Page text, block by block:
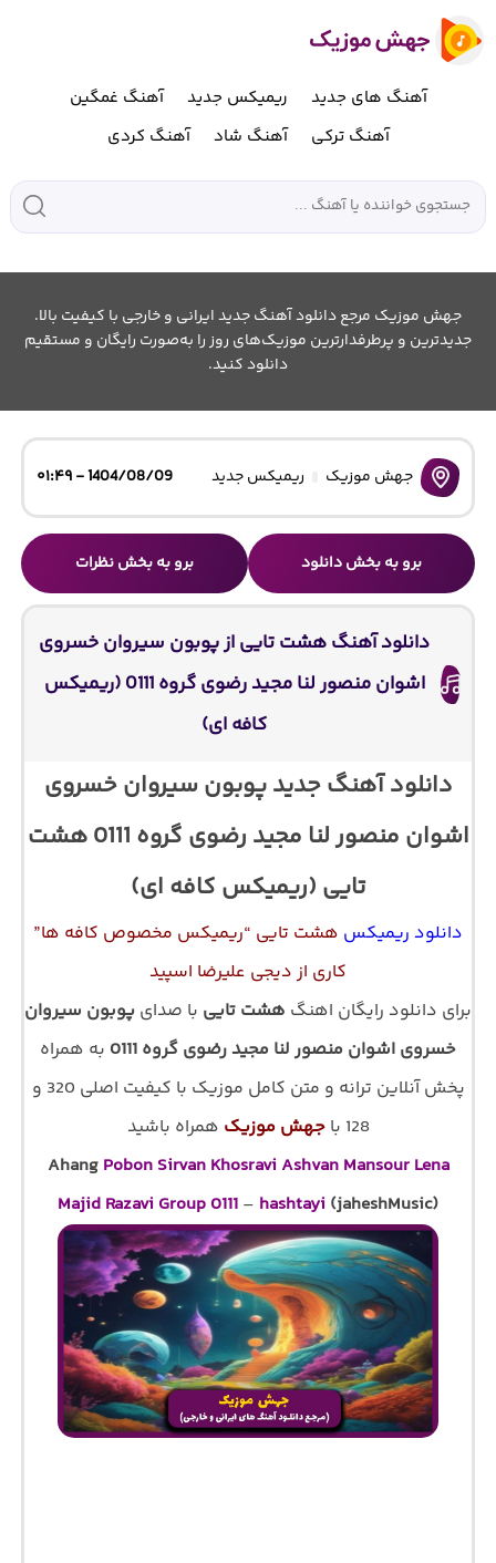
آهنگ های جدید ریمیکس جدید
آهنگ غمگین
آهنگ ترکی
آهنگ شاد آهنگ کردی
جهش موزیک مرجع دانلود آهنگ جدید ایرانی و خارجی با کیفیت بالا.
جدیدترین و پرطرفدارترین موزیک‌های روز را به‌صورت رایگان و مستقیم
دانلود کنید.
جهش موزیک ریمیکس جدید 1404/08/09 - ۰۱:۴۹
برو به بخش دانلود برو به بخش نظرات
دانلود آهنگ هشت تایی از پوبون سیروان خسروی
اشوان منصور لنا مجید رضوی گروه 0111 (ریمیکس
کافه ای)
دانلود آهنگ جدید پوبون سیروان خسروی
اشوان منصور لنا مجید رضوی گروه 0111 هشت
تایی (ریمیکس کافه ای)
دانلود ریمیکس هشت تایی “ریمیکس مخصوص کافه ها”
کاری از دیجی علیرضا اسپید
برای دانلود رایگان اهنگ هشت تایی با صدای پوبون سیروان
خسروی اشوان منصور لنا مجید رضوی گروه 0111
به همراه
پخش آنلاین ترانه و متن کامل موزیک با کیفیت اصلی 320 و
128 با
جهش موزیک همراه باشید
Ahang Pobon Sirvan Khosravi Ashvan Mansour Lena
Majid Razavi Group 0111 – hashtayi (jaheshMusic)